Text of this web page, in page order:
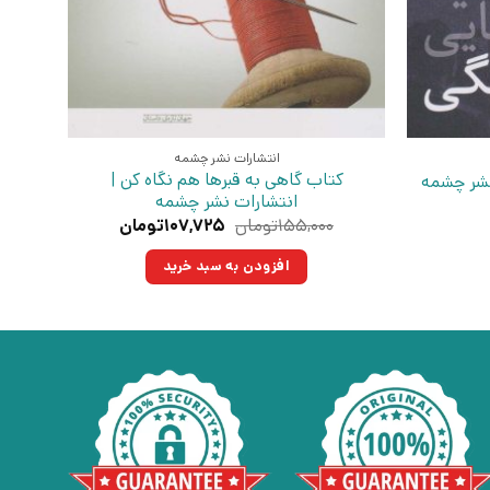
چشمه
انتشارات نشر چشمه
کتاب گاهی به قبرها هم نگاه کن |
انتشارات نشر چشمه
۱۵۵,۰۰۰تومان قیمت
۱۵۵,۰۰۰تومان
بود.
۱۰۷,۷۲۵تومانقیمت
افزودن به سبد خرید